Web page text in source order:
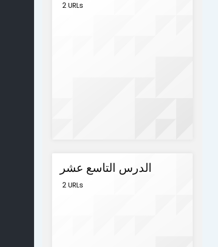
2 URLs
الدرس التاسع عشر
2 URLs